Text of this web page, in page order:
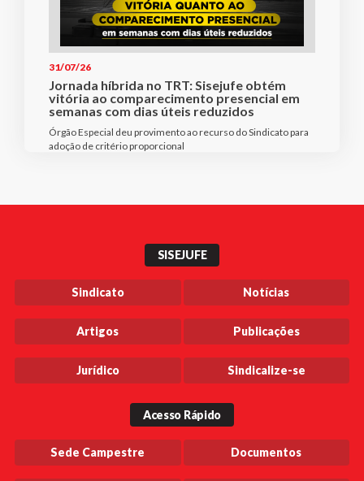
31/07/26
Jornada híbrida no TRT: Sisejufe obtém
vitória ao comparecimento presencial em
semanas com dias úteis reduzidos
Órgão Especial deu provimento ao recurso do Sindicato para
adoção de critério proporcional
SISEJUFE
Sindicato Notícias
Artigos Publicações
Jurídico Sindicalize-se
Acesso Rápido
Sede Campestre Documentos